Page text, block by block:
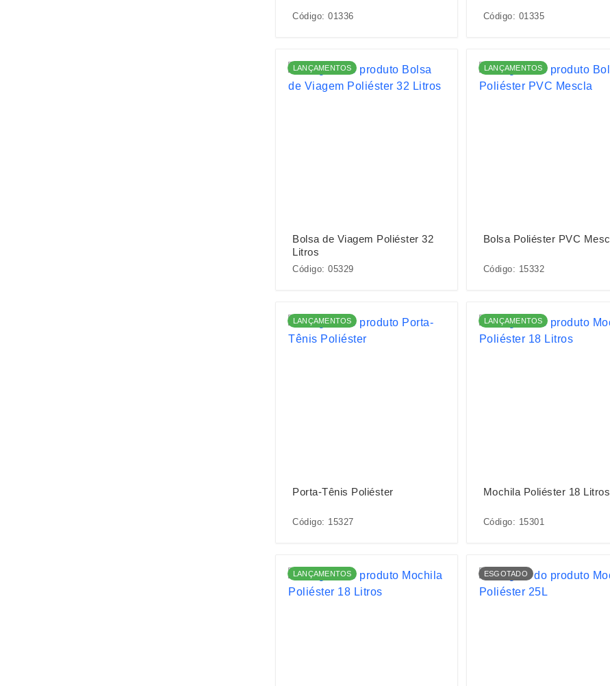
Código: 01336 Código: 01335
LANÇAMENTOS
Bolsa de Viagem Poliéster 32
Litros
Código: 05329
LANÇAMENTOS
Bolsa Poliéster PVC
Código: 15332
LANÇAMENTOS
Porta-Tênis Poliéster
Código: 15327
LANÇAMENTOS
Mochila Poliéster 18 Litros
Código: 15301
LANÇAMENTOS ESGOTADO